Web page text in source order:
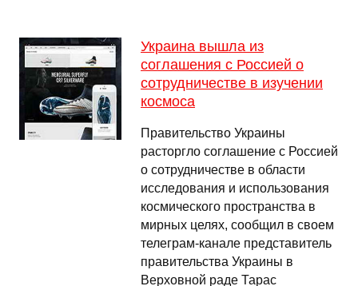
Украина вышла из
соглашения с Россией о
сотрудничестве в изучении
космоса
Правительство Украины
расторгло соглашение с Россией
о сотрудничестве в области
исследования и использования
космического пространства в
мирных целях, сообщил в своем
телеграм-канале представитель
правительства Украины в
Верховной раде Тарас